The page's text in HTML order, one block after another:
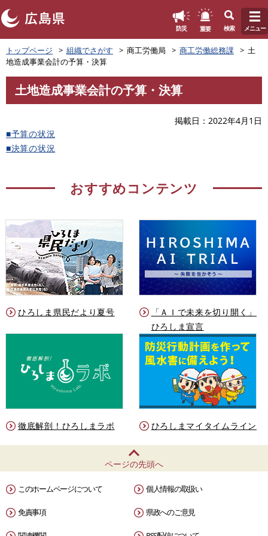
ペ
ー
ジ
の
頭
す
防災 重要 検索 メニュー
トップページ 組織でさがす 商工労働局 商工労働総務課
土
地造成事業会計の予算・決算
文
土地造成事業会計の予算・決算
掲載日
2022年4月1日
■予算の状況
■決算の状況
おすすめコンテンツ
ひろしま県民だより夏号
「ＡＩで未来を切り開く」
ひろしま宣言
徹底解剖！ひろしまラボ ひろしまマイタイムライン
ページの先頭へ
このホームページについて 個人情報の取扱い
免責事項 県政へのご意見